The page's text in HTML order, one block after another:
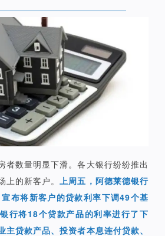
者数量明显下滑。各大银行纷纷推出
上的新客户。上周五，阿德莱德银行
布将新客户的贷款利率下调49个基
行将18个贷款产品的利率进行了下
主贷款产品、投资者本息连付贷款、